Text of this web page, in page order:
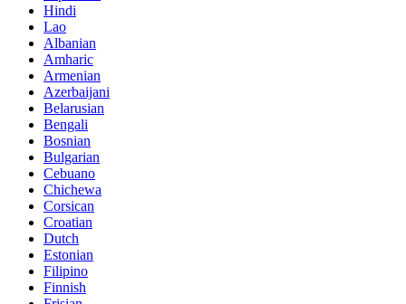
Hindi
Lao
Albanian
Amharic
Armenian
Azerbaijani
Belarusian
Bengali
Bosnian
Bulgarian
Cebuano
Chichewa
Corsican
Croatian
Dutch
Estonian
Filipino
Finnish